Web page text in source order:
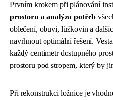
Prvním krokem při plánování
prostoru a analýza potřeb
oblečení, obuvi, lůžkovin a
navrhnout optimální řešení.
každý centimetr dostupného
prostoru pod stropem, který by
Při rekonstrukci ložnice je